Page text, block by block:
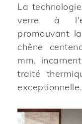
La
verre à
promouvant
chêne
mm,
traité
exceptionnelle.